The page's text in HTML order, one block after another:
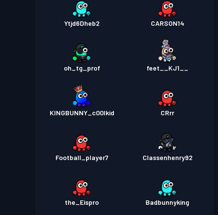
Ytjd6Dheb2 CARSON14
oh_tg_prof feet__KJ1__
KINGBUNNY_c00lkid CRrr
Football_player7 Classenhenry92
the_Eispro Badbunnyking